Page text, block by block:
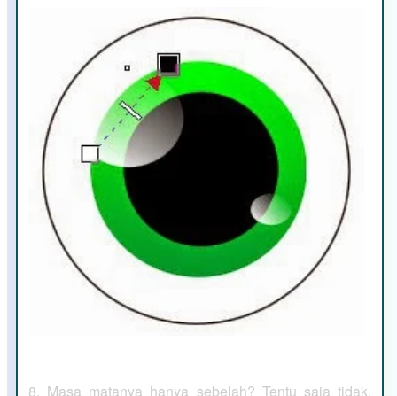
8. Masa matanya hanya sebelah? Tentu saja tidak.